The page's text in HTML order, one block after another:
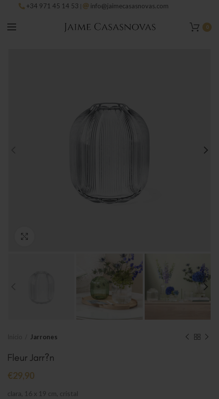
+34 971 45 14 53 | info@jaimecasasnovas.com
0
Jarrones
Fleur Jarr?n
€29,90
clara, 16 x 19 cm, cristal